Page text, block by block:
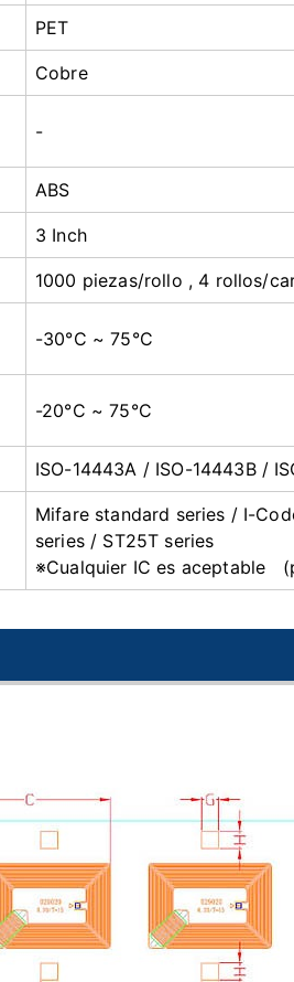
PET
Cobre
-
ABS
3 Inch
1000 piezas/rollo , 4 rollos/
-30°C ~ 75°C
-20°C ~ 75°C
ISO-14443A / ISO-14443B /
Mifare standard series
series / ST25T series
※Cualquier IC es aceptable